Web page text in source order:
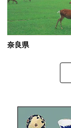
奈良県